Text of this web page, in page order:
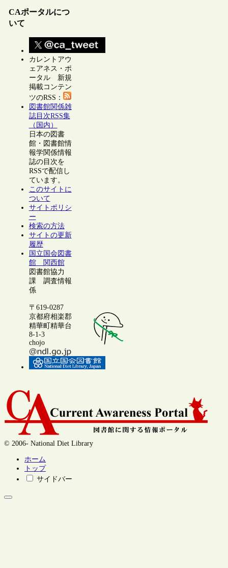
CAポータルにつ
いて
カレントアウ
ェアネス・ポ
ータル 新規
掲載コンテン
ツのRSS：
図書館関係雑
誌目次RSS集
（国内）
日本の図書
館・図書館情
報学関係情報
誌の目次を
RSSで配信し
ています。
このサイトに
ついて
サイトポリシ
ー
検索の方法
サイトの更新
履歴
国立国会図書
館 関西館
図書館協力
課 調査情報
係
〒619-0287
京都府相楽郡
精華町精華台
8-1-3
chojo
© 2006- National Diet Library
ホーム
トップ
サイドバー